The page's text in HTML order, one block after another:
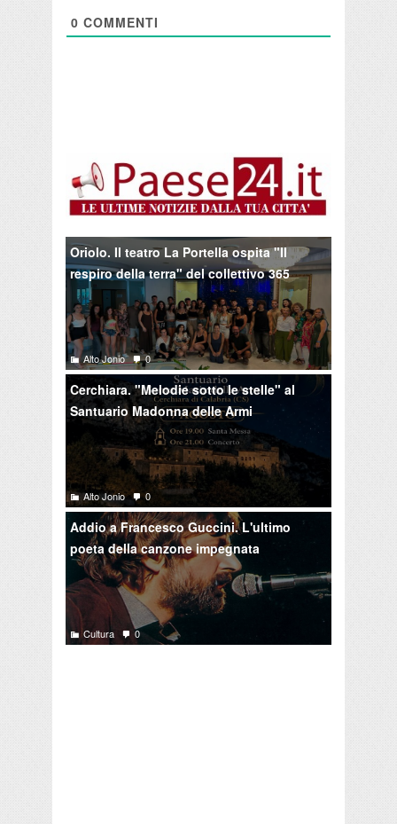
0 COMMENTI
Oriolo. Il teatro La Portella ospita "Il
respiro della terra" del collettivo 365
Alto Jonio 0
Cerchiara. "Melodie sotto le stelle" al
Santuario Madonna delle Armi
Alto Jonio 0
Addio a Francesco Guccini. L'ultimo
poeta della canzone impegnata
Cultura 0